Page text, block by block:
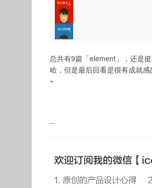
总共有9篇「element」，还是
哈，但是最后回看是很有成就
~